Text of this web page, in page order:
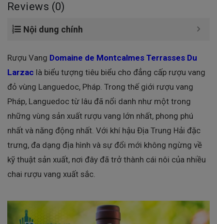
Reviews (0)
Nội dung chính
Rượu Vang Domaine de Montcalmes Terrasses Du
Larzac là biểu tượng tiêu biểu cho đẳng cấp rượu vang
đỏ vùng Languedoc, Pháp. Trong thế giới rượu vang
Pháp, Languedoc từ lâu đã nổi danh như một trong
những vùng sản xuất rượu vang lớn nhất, phong phú
nhất và năng động nhất. Với khí hậu Địa Trung Hải đặc
trưng, đa dạng địa hình và sự đổi mới không ngừng về
kỹ thuật sản xuất, nơi đây đã trở thành cái nôi của nhiều
chai rượu vang xuất sắc.